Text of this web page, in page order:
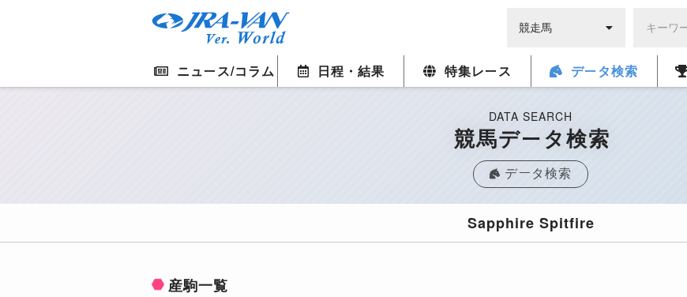
ニュース/コラム 日程・結果 特集レース データ検索
DATA SEARCH
競馬データ検索
データ検索
Sapphire Spitfire
産駒一覧